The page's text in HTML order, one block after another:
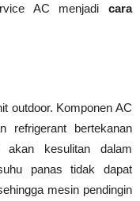
AC menjadi cara
outdoor. Komponen AC
refrigerant bertekanan
kesulitan dalam
panas tidak dapat
mesin pendingin